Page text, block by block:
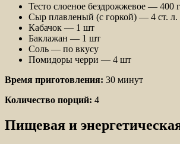
Тесто слоеное бездрожжевое — 400 г
Сыр плавленый (с горкой) — 4 ст. л.
Кабачок — 1 шт
Баклажан — 1 шт
Соль — по вкусу
Помидоры черри — 4 шт
Время приготовления: 30 минут
Количество порций: 4
Пищевая и